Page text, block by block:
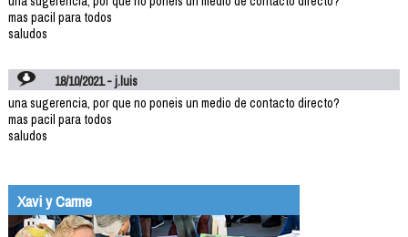
mas pacil para todos
saludos
18/10/2021 - j.luis
una sugerencia, por que no poneis un medio de contacto directo?
mas pacil para todos
saludos
Xavi y Carme